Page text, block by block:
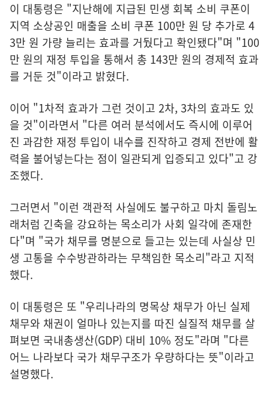
이 대통령은 "지난해에 지급된 민생 회복 소비 쿠폰이
지역 소상공인 매출을 소비 쿠폰 100만 원 당 추가로 4
3만 원 가량 늘리는 효과를 거뒀다고 확인됐다"며 "100
만 원의 재정 투입을 통해서 총 143만 원의 경제적 효과
를 거둔 것"이라고 밝혔다.
이어 "1차적 효과가 그런 것이고 2차, 3차의 효과도 있
을 것"이라면서 "다른 여러 분석에서도 즉시에 이루어
진 과감한 재정 투입이 내수를 진작하고 경제 전반에 활
력을 불어넣는다는 점이 일관되게 입증되고 있다"고 강
조했다.
그러면서 "이런 객관적 사실에도 불구하고 마치 돌림노
래처럼 긴축을 강요하는 목소리가 사회 일각에 존재한
다"며 "국가 채무를 명분으로 들고는 있는데 사실상 민
생 고통을 수수방관하라는 무책임한 목소리"라고 지적
했다.
이 대통령은 또 "우리나라의 명목상 채무가 아닌 실제
채무와 채권이 얼마나 있는지를 따진 실질적 채무를 살
펴보면 국내총생산(GDP) 대비 10% 정도"라며 "다른
어느 나라보다 국가 채무구조가 우량하다는 뜻"이라고
설명했다.